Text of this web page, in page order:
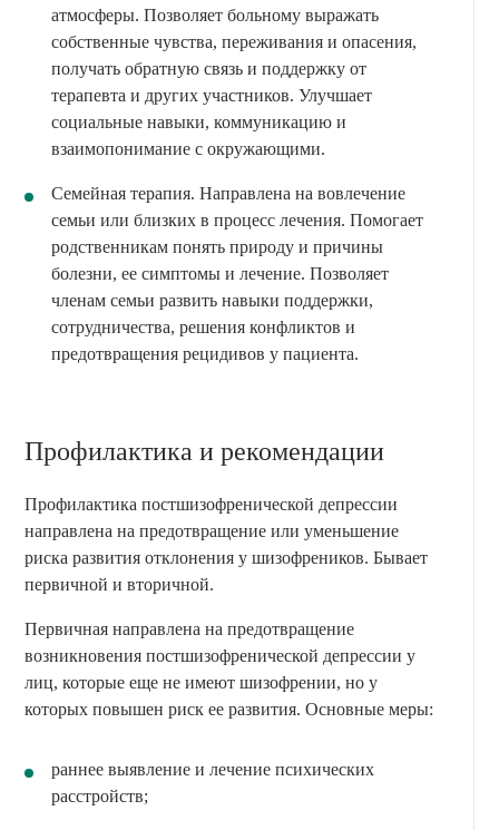
атмосферы. Позволяет больному выражать
собственные чувства, переживания и опасения,
получать обратную связь и поддержку от
терапевта и других участников. Улучшает
социальные навыки, коммуникацию и
взаимопонимание с окружающими.
Семейная терапия. Направлена на вовлечение
семьи или близких в процесс лечения. Помогает
родственникам понять природу и причины
болезни, ее симптомы и лечение. Позволяет
членам семьи развить навыки поддержки,
сотрудничества, решения конфликтов и
предотвращения рецидивов у пациента.
Профилактика и рекомендации
Профилактика постшизофренической депрессии
направлена на предотвращение или уменьшение
риска развития отклонения у шизофреников. Бывает
первичной и вторичной.
Первичная направлена на предотвращение
возникновения постшизофренической депрессии у
лиц, которые еще не имеют шизофрении, но у
которых повышен риск ее развития. Основные меры:
раннее выявление и лечение психических
расстройств;